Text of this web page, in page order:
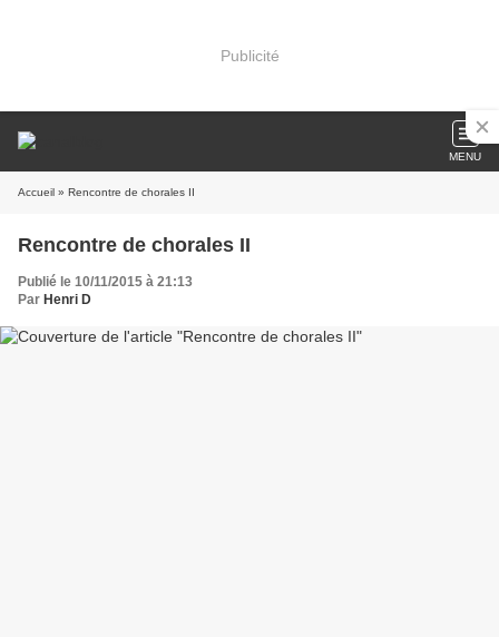
Publicité
MENU
Accueil » Rencontre de chorales II
Rencontre de chorales II
Publié le 10/11/2015 à 21:13
Par Henri D